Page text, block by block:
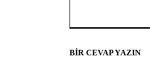
BIR CEVAP YAZIN